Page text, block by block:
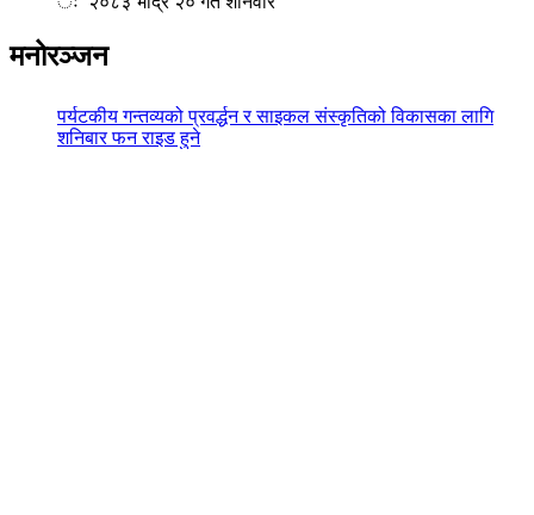
मनोरञ्जन
पर्यटकीय गन्तव्यको प्रवर्द्धन र साइकल संस्कृतिको विकासका लागि
शनिबार फन राइड हुने